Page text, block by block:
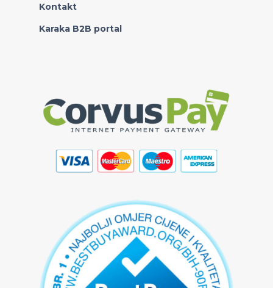
Kontakt
Karaka B2B portal